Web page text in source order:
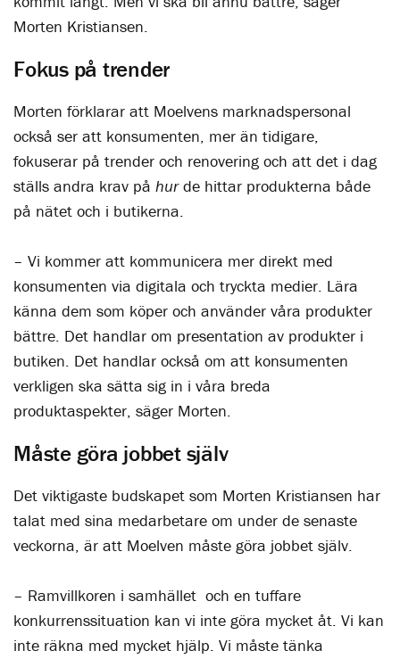
Morten Kristiansen.
Fokus på trender
Morten förklarar att Moelvens marknadspersonal
också ser att konsumenten, mer än tidigare,
fokuserar på trender och renovering och att det i dag
ställs andra krav på hurde hittar produkterna både
på nätet och i butikerna.
– Vi kommer att kommunicera mer direkt med
konsumenten via digitala och tryckta medier. Lära
känna dem som köper och använder våra produkter
bättre. Det handlar om presentation av produkter i
butiken. Det handlar också om att konsumenten
verkligen ska sätta sig in i våra breda
produktaspekter, säger Morten.
Måste göra jobbet själv
Det viktigaste budskapet som Morten Kristiansen har
talat med sina medarbetare om under de senaste
veckorna, är att Moelven måste göra jobbet själv.
– Ramvillkoren i samhället och en tuffare
konkurrenssituation kan vi inte göra mycket åt. Vi kan
inte räkna med mycket hjälp. Vi måste tänka